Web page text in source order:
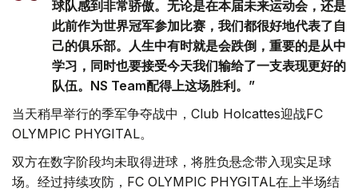
球队感到非常骄傲。无论是在本届未来运动会，还是
此前作为世界冠军参加比赛，我们都很好地代表了自
己的俱乐部。人生中有时就是会跌倒，重要的是从中
学习，同时也要接受今天我们输给了一支表现更好的
队伍。NS Team配得上这场胜利。”
当天稍早举行的季军争夺战中，Club Holcattes迎战FC
OLYMPIC PHYGITAL。
双方在数字阶段均未取得进球，将胜负悬念带入现实足球
场。经过持续攻防，FC OLYMPIC PHYGITAL在上半场结